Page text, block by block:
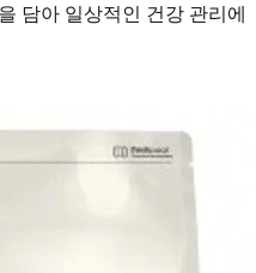
담아 일상적인 건강 관리에